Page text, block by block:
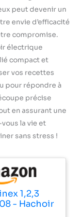
peut devenir un
envie d’efficacité
compromise.
électrique
compact et
vos recettes
pour répondre à
précise
en assurant une
la vie et
sans stress !
1,2,3
- Hachoir